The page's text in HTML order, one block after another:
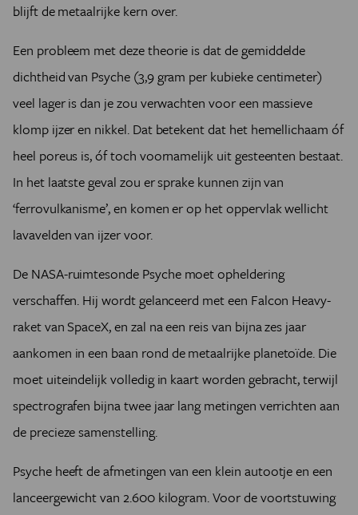
blijft de metaalrijke kern over.
Een probleem met deze theorie is dat de gemiddelde
dichtheid van Psyche (3,9 gram per kubieke centimeter)
veel lager is dan je zou verwachten voor een massieve
klomp ijzer en nikkel. Dat betekent dat het hemellichaam óf
heel poreus is, óf toch voornamelijk uit gesteenten bestaat.
In het laatste geval zou er sprake kunnen zijn van
‘ferrovulkanisme’, en komen er op het oppervlak wellicht
lavavelden van ijzer voor.
De NASA-ruimtesonde Psyche moet opheldering
verschaffen. Hij wordt gelanceerd met een Falcon Heavy-
raket van SpaceX, en zal na een reis van bijna zes jaar
aankomen in een baan rond de metaalrijke planetoïde. Die
moet uiteindelijk volledig in kaart worden gebracht, terwijl
spectrografen bijna twee jaar lang metingen verrichten aan
de precieze samenstelling.
Psyche heeft de afmetingen van een klein autootje en een
lanceergewicht van 2.600 kilogram. Voor de voortstuwing